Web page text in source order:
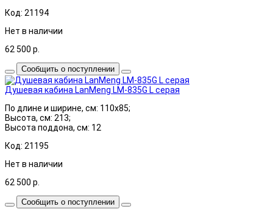
Код: 21194
Нет в наличии
62 500 р.
Сообщить о поступлении
Душевая кабина LanMeng LM-835G L серая
По длине и ширине, см: 110x85;
Высота, см: 213;
Высота поддона, см: 12
Код: 21195
Нет в наличии
62 500 р.
Сообщить о поступлении